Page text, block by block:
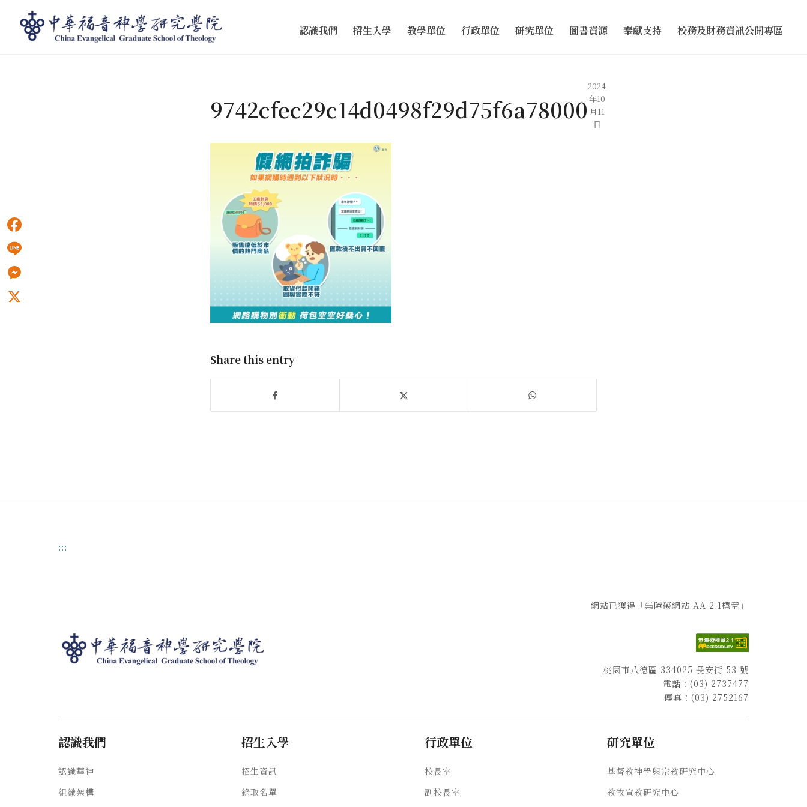
認識我們 招生入學 教學單位 行政單位 研究單位 圖書資源 奉獻支持 校務及財務資訊公開專區
9742cfec29c14d0498f29d75f6a78000
2024
年10
月11
日
Share this entry
:::
網站已獲得「無障礙網站 AA 2.1標章」
桃園市八德區 334025 長安街 53 號
電話： (03) 2737477
傳真：(03) 2752167
認識我們
認識華神
組織架構
招生入學
招生資訊
錄取名單
行政單位
校長室
副校長室
研究單位
基督教神學與宗教研究中心
教牧宣教研究中心
Facebook
Line
Messenger